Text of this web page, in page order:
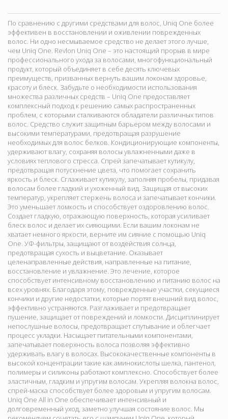
По сравнению с другими средствами для волос, Uniq One более
эффективен в восстановлении и оживлении поврежденных
волос. Ни одно несмываемое средство не делает этого лучше,
чем Uniq One. Revlon Uniq One – это настоящий прорыв в мире
профессионального ухода за волосами, многофункциональный
продукт, который объединяет в себе десять ключевых
преимуществ, призванных вернуть вашим локонам здоровье,
красоту и блеск. Забудьте о необходимости использования
множества различных средств – Uniq One предоставляет
комплексный подход к решению самых распространенных
проблем, с которыми сталкиваются обладатели различных типов
волос. Средство служит защитным барьером между волосами и
высокими температурами, предотвращая разрушение
необходимых для волос белков. Кондиционирующие компоненты,
удерживают влагу, сохраняя волосы увлажненными даже в
условиях теплового стресса. Спрей запечатывает кутикулу,
предотвращая потускнение цвета, что помогает сохранить
яркость и блеск. Сглаживает кутикулу, заполняя пробелы, придавая
волосам более гладкий и ухоженный вид. Защищая от высоких
температур, укрепляет стержень волоса и запечатывает кончики.
Это уменьшает ломкость и способствует оздоровлению волос.
Создает гладкую, отражающую поверхность, которая усиливает
блеск волос и делает их сияющими. Если вашим локонам не
хватает немного яркости, верните им сияние с помощью Uniq
One. УФ-фильтры, защищают от воздействия солнца,
предотвращая сухость и выцветание. Оказывает
целенаправленные действия, направленные на питание,
восстановление и увлажнение. Это лечение, которое
способствует интенсивному восстановлению и питанию волос на
всех уровнях. Благодаря этому, поврежденные участки, секущиеся
кончики и другие недостатки, которые портят внешний вид волос,
эффективно устраняются. Разглаживает и предотвращает
пушение, защищает от повреждений и ломкости. Дисциплинирует
непослушные волосы, предотвращает спутывание и облегчает
процесс укладки. Насыщает питательными компонентами,
запечатывает поверхность волоса позволяя эффективно
удерживать влагу в волосах. Высококачественные компоненты в
высокой концентрации такие как аминокислоты шелка, пантенол,
полимеры и силиконы работают комплексно. Способствует более
эластичным, гладким и упругим волосам. Укрепляя волокна волос,
спрей-маска способствует более здоровым и упругим волосам.
Uniq One All in One обеспечивает интенсивный и
долговременный уход, заметно улучшая состояние волос. Мы